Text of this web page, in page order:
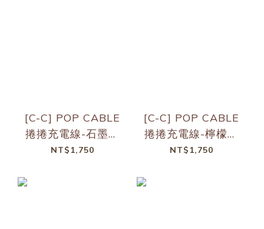
[C-C] POP CABLE
捲捲充電線-石墨綠
2入組(短+長)
NT$1,750
[C-C] POP CABLE
捲捲充電線-檸檬黃
2入組(短+長)
NT$1,750